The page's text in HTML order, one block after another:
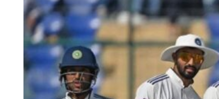
प्राथमिकताएं हमेशा टेस्ट मैच और वनडे वर्ल्ड कप ही हैं। मैं कह
सकता हूं कि अगर मैं भारत के खिलाफ सभी मैच खेलता हूं, तो मुझे
बेहद कठिन एशेज सीरीज से पहले कुछ आराम की जरूरत होगी।”
अगर पैट कमिंस बॉर्डर-गावस्कर ट्रॉफी के बाद, एशेज सीरीज से पहले आराम का
फैसला लेते हैं तो फिर उनके IPL 2027 में नजर आने की संभावना कम ही लग
रही है। ऐसे में काव्या मारन किसी अन्य को पूर्णकालिक कप्तान बनाने का फैसला
ले सकती हैं।